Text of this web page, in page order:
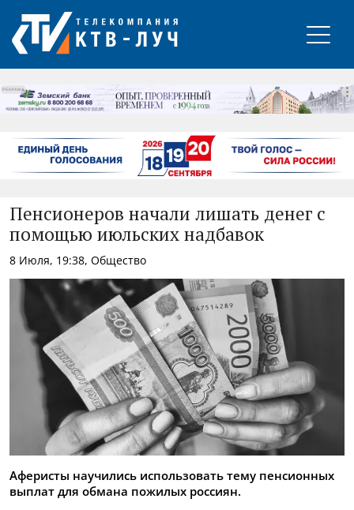
РЕКЛАМА
Пенсионеров начали лишать денег с
помощью июльских надбавок
8 Июля, 19:38, Общество
Аферисты научились использовать тему пенсионных
выплат для обмана пожилых россиян.